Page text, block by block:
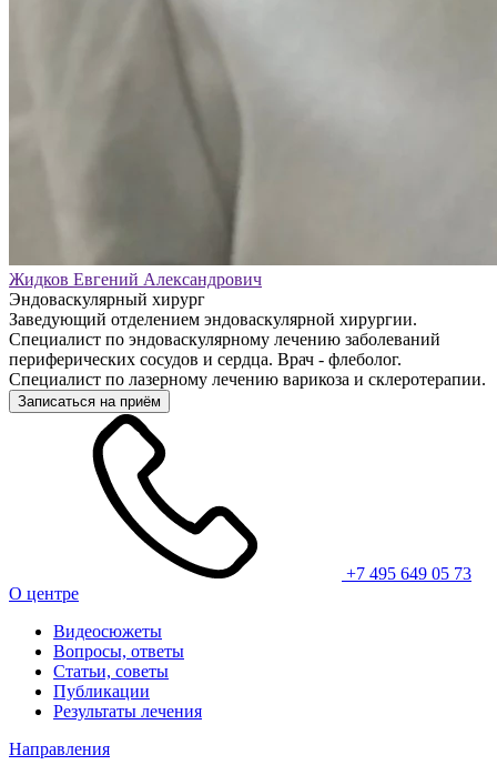
Жидков Евгений Александрович
Эндоваскулярный хирург
Заведующий отделением эндоваскулярной хирургии.
Специалист по эндоваскулярному лечению заболеваний
периферических сосудов и сердца. Врач - флеболог.
Специалист по лазерному лечению варикоза и склеротерапии.
Записаться на приём
+7 495 649 05 73
О центре
Видеосюжеты
Вопросы, ответы
Статьи, советы
Публикации
Результаты лечения
Направления